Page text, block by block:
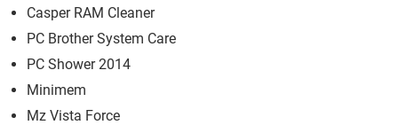
Casper RAM Cleaner
PC Brother System Care
PC Shower 2014
Minimem
Mz Vista Force